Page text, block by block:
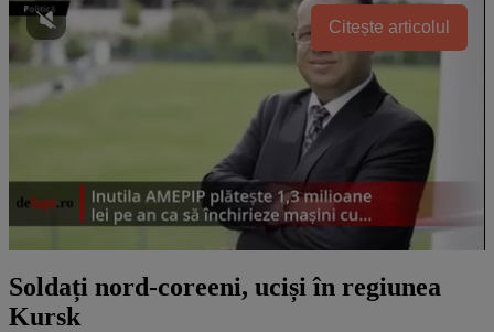
Citește articolul
Soldați nord-coreeni, uciși în regiunea
Kursk